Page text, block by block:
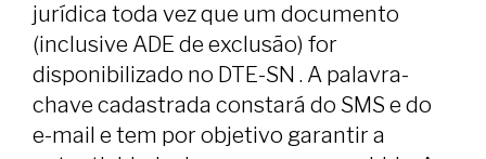
jurídica toda vez que um documento
(inclusive ADE de exclusão) for
disponibilizado no DTE-SN . A palavra-
chave cadastrada constará do SMS e do
e-mail e tem por objetivo garantir a